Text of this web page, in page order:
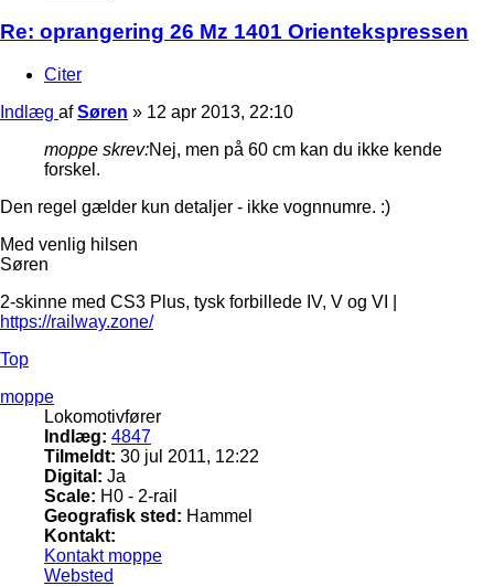
Re: oprangering 26 Mz 1401 Orientekspressen
Citer
Indlæg afSøren » 12 apr 2013, 22:10
moppe skrev:Nej, men på 60 cm kan du ikke kende
forskel.
Den regel gælder kun detaljer - ikke vognnumre. :)
Med venlig hilsen
Søren
2-skinne med CS3 Plus, tysk forbillede IV, V og VI |
https://railway.zone/
Top
moppe
Lokomotivfører
Indlæg: 4847
Tilmeldt: 30 jul 2011, 12:22
Digital: Ja
Scale: H0 - 2-rail
Geografisk sted: Hammel
Kontakt:
Kontakt moppe
Websted